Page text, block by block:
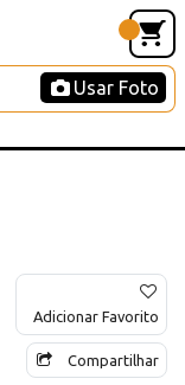
Usar Foto
Adicionar Favorito
Compartilhar